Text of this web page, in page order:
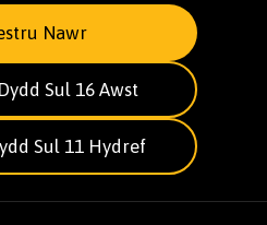
Nawr
Dydd Sul 16 Awst
Sul 11 Hydref